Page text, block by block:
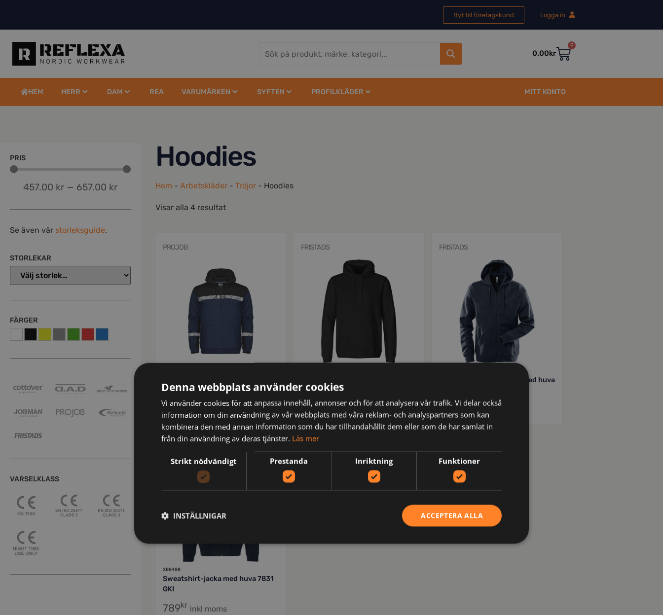
Byt till företagskund Logga in
0.00kr
0
HEM HERR DAM REA VARUMÄRKEN SYFTEN PROFILKLÄDER MITT KONTO
PRIS
457.00 kr — 657.00 kr
Se även vår storleksguide.
STORLEKAR
FÄRGER
VARSELKLASS
Hoodies
Hem - Arbetskläder - Tröjor - Hoodies
Visar alla 4 resultat
PROJOB
HOODTRÖJA 1/2 ZIP 9910-VIZ
766kr inkl moms
FRISTADS
SWB
571kr inkl moms
FRISTADS
Acode sweatshirt-jacka med huva
591 kr inkl moms
300498
Sweatshirt-jacka med huva 7831
GKI
789kr inkl moms
Denna webbplats använder cookies
Vi använder cookies för att anpassa innehåll, annonser och för att analysera vår trafik. Vi delar också
information om din användning av vår webbplats med våra reklam- och analyspartners som kan
kombinera den med annan information som du har tillhandahållit dem eller som de har samlat in
från din användning av deras tjänster. Läs mer
Strikt nödvändigt Prestanda Inriktning Funktioner
ACCEPTERA ALLA
INSTÄLLNIGAR